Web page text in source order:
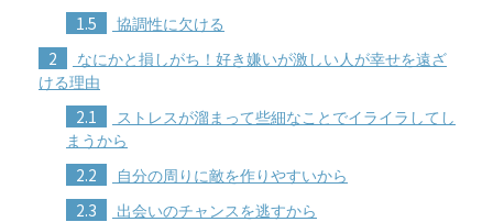
1.5 協調性に欠ける
2
なにかと損しがち！好き嫌いが激しい人が幸せを遠ざ
ける理由
2.1
ストレスが溜まって些細なことでイライラしてし
まうから
2.2 自分の周りに敵を作りやすいから
2.3 出会いのチャンスを逃すから